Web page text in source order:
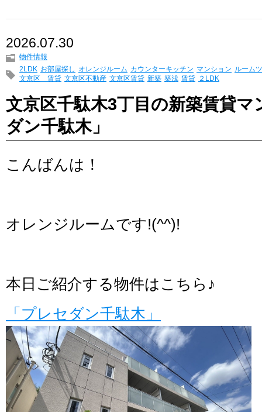
2026.07.30
物件情報
2LDK お部屋探し オレンジルーム カウンターキッチン マンション ルーム
文京区 賃貸 文京区不動産 文京区賃貸 新築 築浅 賃貸 ２LDK
文京区千駄木3丁目の新築賃貸
ダン千駄木」
こんばんは！
オレンジルームです!(^^)!
本日ご紹介する物件はこちら♪
「プレセダン千駄木」